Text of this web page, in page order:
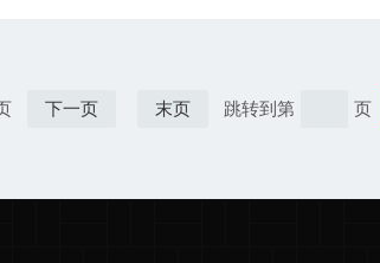
下一页 末页 跳转到第 页